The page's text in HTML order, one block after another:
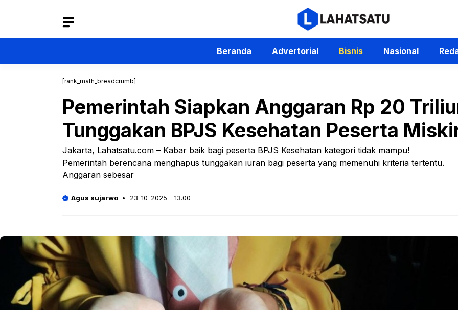
Beranda
Advertorial Bisnis Nasional
[rank_math_breadcrumb]
Pemerintah Siapkan Anggaran Rp 20
Tunggakan BPJS Kesehatan Peserta
Jakarta, Lahatsatu.com – Kabar baik bagi peserta BPJS Kesehatan kategori tidak mampu!
Pemerintah berencana menghapus tunggakan iuran bagi peserta yang memenuhi kriteria tertentu.
Anggaran sebesar
Agus sujarwo 23-10-2025 - 13.00